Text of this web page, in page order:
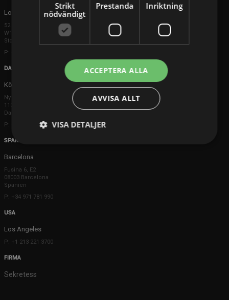
London
52 Brook Street
W1K 5DS London
Storbritannien
P: +44 203 608 8181
DANMARK
Köpenhamn
Ny Østergade 20
1101 København K
Danmark
P: +45 3698 8480
SPANIEN
Barcelona
Fusina 6, E2
08003 Barcelona
Spanien
P: +34 971 781 990
USA
Los Angeles
P: +1 213 221 3700
FIRMA
Sekretess
Strikt
nödvändigt
Prestanda Inriktning
ACCEPTERA ALLA
AVVISA ALLT
VISA DETALJER